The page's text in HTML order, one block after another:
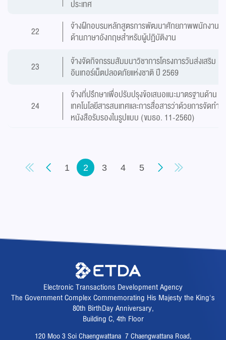
ประเทศ
22
จ้างฝึกอบรมหลักสูตรการพัฒนาศักยภาพพนักงาน
ด้านภาษาอังกฤษสำหรับผู้ปฏิบัติงาน
23
จ้างจัดกิจกรรมสัมมนาวิชาการโครงการวันส่งเสริม
อินเทอร์เน็ตปลอดภัยแห่งชาติ ปี 2569
24
จ้างที่ปรึกษาเพื่อปรับปรุงข้อเสนอแนะมาตรฐานด้าน
เทคโนโลยีสารสนเทศและการสื่อสารว่าด้วยการจัดทำ
หนังสือรับรองในรูปแบบ (ขมธอ. 11-2560)
1 2 3 4 5
Electronic Transactions Development Agency
The Government Complex Commemorating His Majesty the King's
80th BirthDay Anniversary,
Building C, 4th Floor
120 Moo 3 Soi Chaengwattana 7 Chaengwattana Road,